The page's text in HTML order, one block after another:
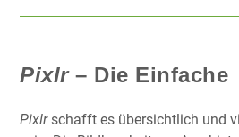
Pixlr– Die Einfache
Pixlrschafft es übersichtlich und